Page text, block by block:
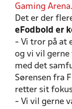
Gaming Arena.
Det er der
eFodbold er
- Vi tror på at
og vi vil
med det
Sørensen fra
retter sit
- Vi vil gerne